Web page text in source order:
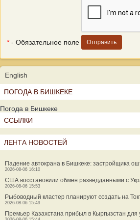
* - Обязательное поле
English
ПОГОДА В БИШКЕКЕ
Погода в Бишкеке
ССЫЛКИ
ЛЕНТА НОВОСТЕЙ
Падение автокрана в Бишкеке: застройщика
2026-08-06 16:10
США восстановили обмен разведданными с
2026-08-06 15:53
Рыбоводный кластер планируют создать на
2026-08-06 15:49
Премьер Казахстана прибыл в Кыргызстан